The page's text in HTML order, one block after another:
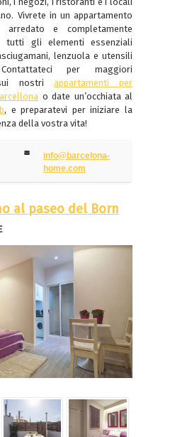
Vivrete in un appartamento
arredato e completamente
tutti gli elementi essenziali
lenzuola e utensili
per maggiori
nostri appartamenti per
o date un’occhiata al
, e preparatevi per iniziare la
della vostra vita!
info@barcelona-
home.com
al paseo del Born